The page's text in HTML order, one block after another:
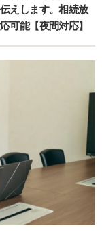
えします。相続放
可能【夜間対応】